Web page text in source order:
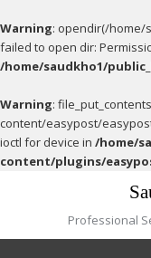
Warning: opendir(/home/
failed to open dir:
/home/saudkho1/
Warning:
content/easypost/
ioctl for device in /home/
content/plugins/
Professional